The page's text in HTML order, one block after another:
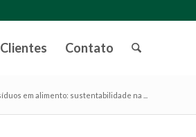
Clientes Contato
em alimento: sustentabilidade na ...